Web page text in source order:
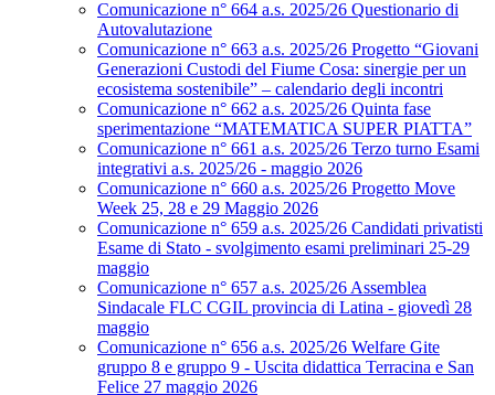
Comunicazione n° 664 a.s. 2025/26 Questionario di
Autovalutazione
Comunicazione n° 663 a.s. 2025/26 Progetto “Giovani
Generazioni Custodi del Fiume Cosa: sinergie per un
ecosistema sostenibile” – calendario degli incontri
Comunicazione n° 662 a.s. 2025/26 Quinta fase
sperimentazione “MATEMATICA SUPER PIATTA”
Comunicazione n° 661 a.s. 2025/26 Terzo turno Esami
integrativi a.s. 2025/26 - maggio 2026
Comunicazione n° 660 a.s. 2025/26 Progetto Move
Week 25, 28 e 29 Maggio 2026
Comunicazione n° 659 a.s. 2025/26 Candidati privatisti
Esame di Stato - svolgimento esami preliminari 25-29
maggio
Comunicazione n° 657 a.s. 2025/26 Assemblea
Sindacale FLC CGIL provincia di Latina - giovedì 28
maggio
Comunicazione n° 656 a.s. 2025/26 Welfare Gite
gruppo 8 e gruppo 9 - Uscita didattica Terracina e San
Felice 27 maggio 2026